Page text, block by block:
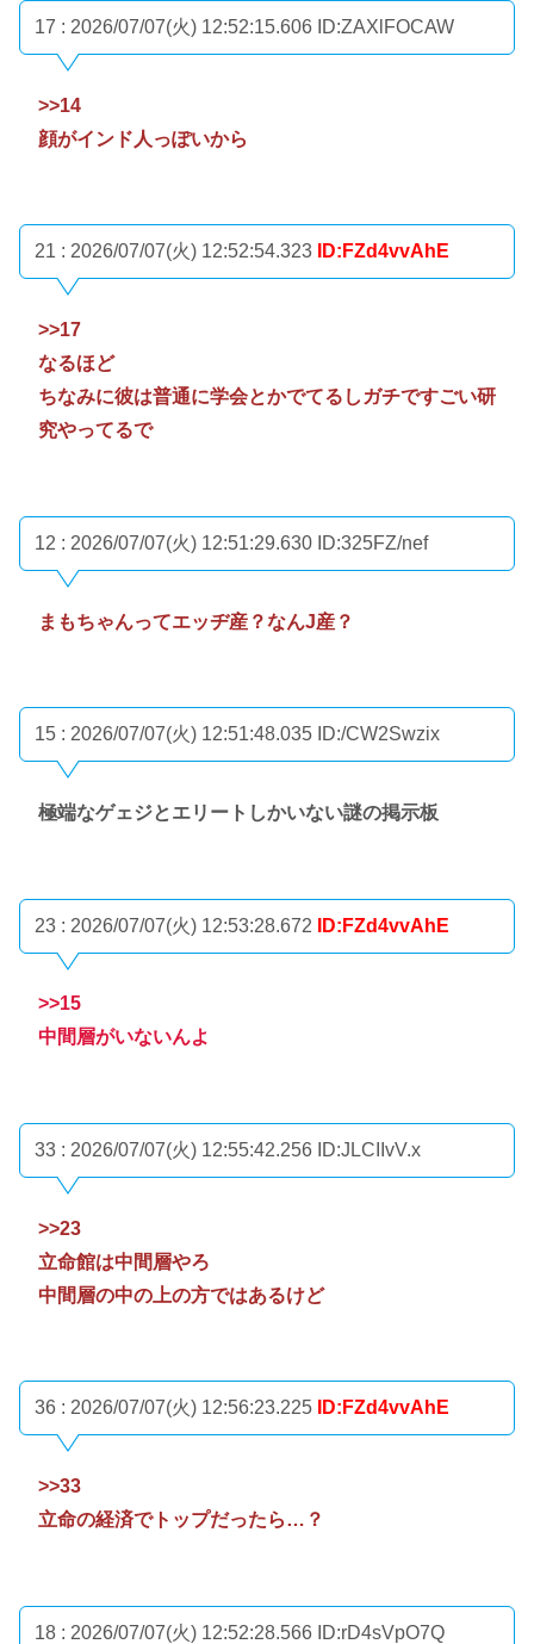
17 : 2026/07/07(火) 12:52:15.606 ID:ZAXlFOCAW
>>14
顔がインド人っぽいから
21 : 2026/07/07(火) 12:52:54.323 ID:FZd4vvAhE
>>17
なるほど
ちなみに彼は普通に学会とかでてるしガチですごい研
究やってるで
12 : 2026/07/07(火) 12:51:29.630 ID:325FZ/nef
まもちゃんってエッヂ産？なんJ産？
15 : 2026/07/07(火) 12:51:48.035 ID:/CW2Swzix
極端なゲェジとエリートしかいない謎の掲示板
23 : 2026/07/07(火) 12:53:28.672 ID:FZd4vvAhE
>>15
中間層がいないんよ
33 : 2026/07/07(火) 12:55:42.256 ID:JLCIIvV.x
>>23
立命館は中間層やろ
中間層の中の上の方ではあるけど
36 : 2026/07/07(火) 12:56:23.225 ID:FZd4vvAhE
>>33
立命の経済でトップだったら…？
18 : 2026/07/07(火) 12:52:28.566 ID:rD4sVpO7Q